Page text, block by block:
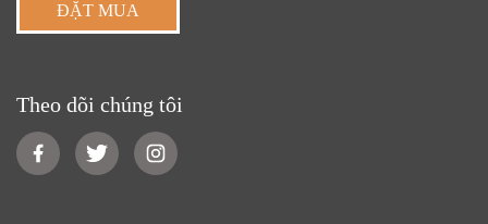
ĐẶT MUA
Theo dõi chúng tôi